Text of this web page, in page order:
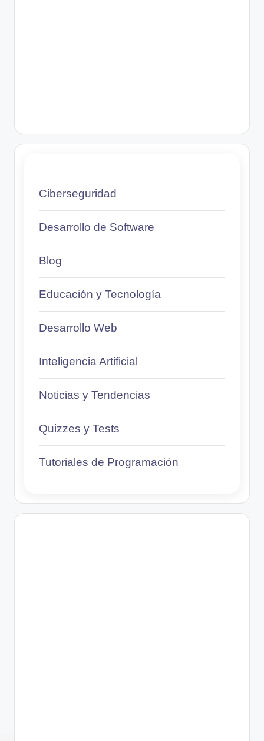
Ciberseguridad
Desarrollo de Software
Blog
Educación y Tecnología
Desarrollo Web
Inteligencia Artificial
Noticias y Tendencias
Quizzes y Tests
Tutoriales de Programación